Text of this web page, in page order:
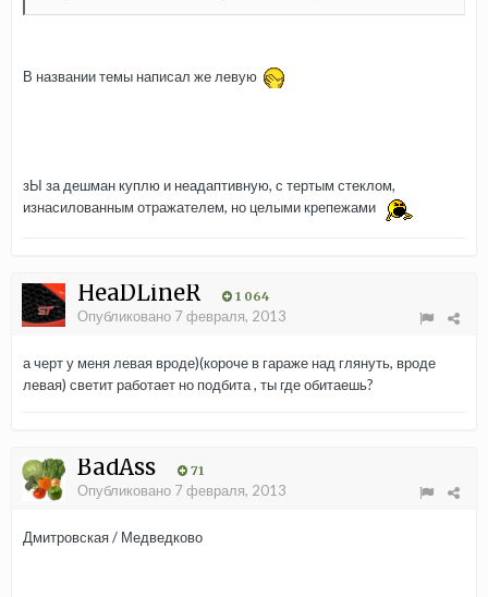
В названии темы написал же левую
зЫ за дешман куплю и неадаптивную, с тертым стеклом,
изнасилованным отражателем, но целыми крепежами
HeaDLineR 1 064
Опубликовано 7 февраля, 2013
а черт у меня левая вроде)(короче в гараже над глянуть, вроде
левая) светит работает но подбита , ты где обитаешь?
BadAss 71
Опубликовано 7 февраля, 2013
Дмитровская / Медведково